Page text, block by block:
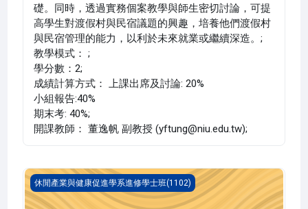
礎。同時，透過實務個案教學與師生密切討論，可提
高學生對渡假村與民宿議題的興趣，培養他們渡假村
與民宿管理的能力，以利於未來就業或繼續深造。;
教學模式： ;
學分數：2;
成績計算方式： 上課出席及討論: 20%
小組報告:40%
期末考: 40%;
開課教師： 董逸帆 副教授 (yftung@niu.edu.tw);
多媒體製作與學習(1102_C1LH020030A)
休閒產業與健康促進學系進修學士班(1102)